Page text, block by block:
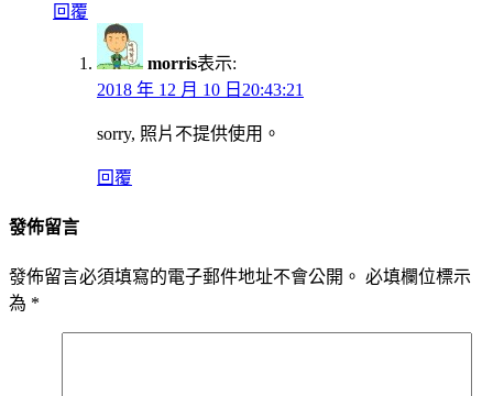
回覆
morris表示:
2018 年 12 月 10 日20:43:21
sorry, 照片不提供使用。
回覆
發佈留言
發佈留言必須填寫的電子郵件地址不會公開。 必填欄位標示
為 *